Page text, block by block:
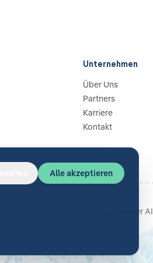
Unternehmen
Über Uns
Partners
Karriere
Kontakt
Glacier AI
Alle akzeptieren